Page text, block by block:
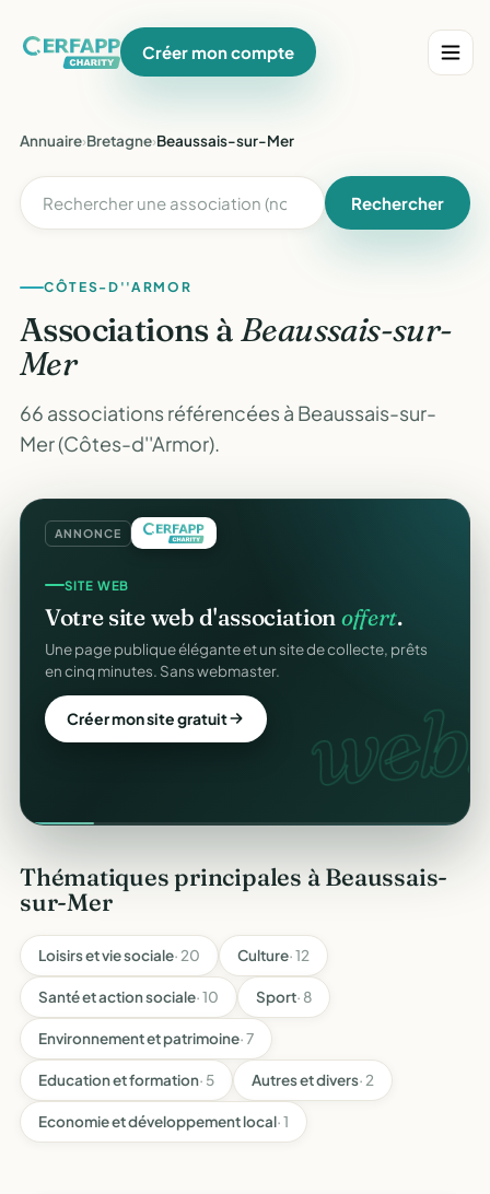
Créer mon compte
Annuaire›Bretagne›Beaussais-sur-Mer
Rechercher
CÔTES-D''ARMOR
Associations àBeaussais-sur-
Mer
66 associations référencées à Beaussais-sur-
Mer (Côtes-d''Armor).
ANNONCE
web.
SITE WEB
Votre site web d'association offert.
Une page publique élégante et un site de collecte, prêts
en cinq minutes. Sans webmaster.
Créer mon site gratuit
Thématiques principales à Beaussais-
sur-Mer
Loisirs et vie sociale· 20 Culture· 12
Santé et action sociale· 10 Sport· 8
Environnement et patrimoine· 7
Education et formation· 5 Autres et divers· 2
Economie et développement local· 1